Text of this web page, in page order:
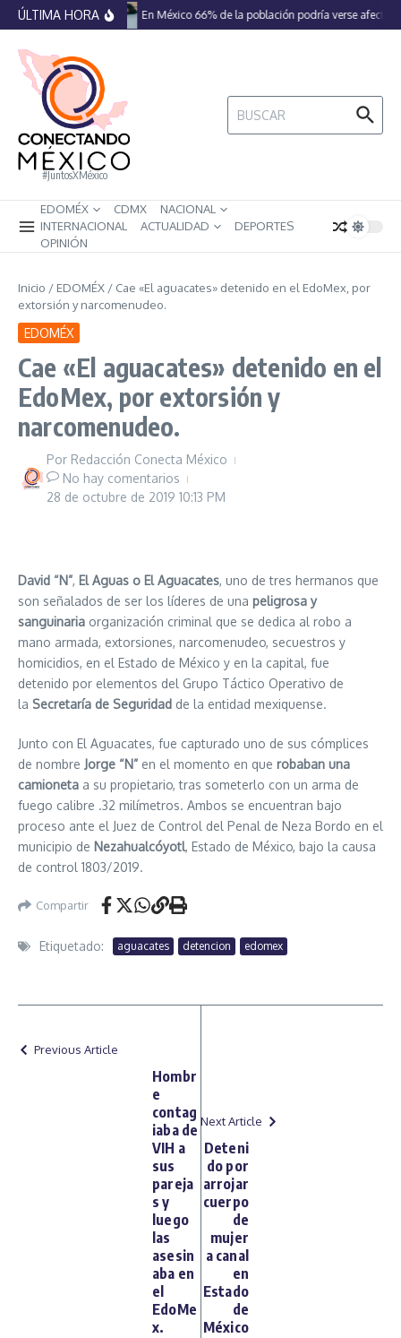
Saltar al contenido
ÚLTIMA HORA En México 66% de la población podría verse
#JuntosXMéxico
Buscar:
EDOMÉX CDMX
NACIONAL
INTERNACIONAL
ACTUALIDAD
DEPORTES
OPINIÓN
Inicio / EDOMÉX / Cae «El aguacates» detenido en el EdoMex, por
extorsión y narcomenudeo.
EDOMÉX
Cae «El aguacates» detenido en el
EdoMex, por extorsión y
narcomenudeo.
Por Redacción Conecta México
No hay comentarios
28 de octubre de 2019 10:13 PM
David “N”, El Aguas o El Aguacates, uno de tres hermanos que
son señalados de ser los líderes de una peligrosa y
sanguinaria organización criminal que se dedica al robo a
mano armada, extorsiones, narcomenudeo, secuestros y
homicidios, en el Estado de México y en la capital, fue
detenido por elementos del Grupo Táctico Operativo de
la Secretaría de Seguridad de la entidad mexiquense.
Junto con El Aguacates, fue capturado uno de sus cómplices
de nombre Jorge “N” en el momento en que robaban una
camioneta a su propietario, tras someterlo con un arma de
fuego calibre .32 milímetros. Ambos se encuentran bajo
proceso ante el Juez de Control del Penal de Neza Bordo en el
municipio de Nezahualcóyotl, Estado de México, bajo la causa
de control 1803/2019.
Compartir
Etiquetado: aguacates detencion edomex
Previous Article
Hombr
e
contag
iaba de
VIH a
sus
pareja
s y
luego
las
asesin
aba en
el
EdoMe
x.
Next Article
Deteni
do por
arrojar
cuerpo
de
mujer
a canal
en
Estado
de
México